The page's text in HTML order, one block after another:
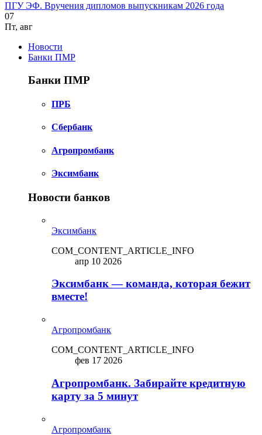
ПГУ ЭФ. Вручения дипломов выпускникам 2026 года
07
Пт, авг
Новости
Банки ПМР
Банки ПМР
ПРБ
Сбербанк
Агропромбанк
Эксимбанк
Новости банков
Эксимбанк
COM_CONTENT_ARTICLE_INFO
апр 10 2026
Эксимбанк — команда, которая бежит
вместе!
Агропромбанк
COM_CONTENT_ARTICLE_INFO
фев 17 2026
Агропромбанк. Забирайте кредитную
карту за 5 минут
Агропромбанк